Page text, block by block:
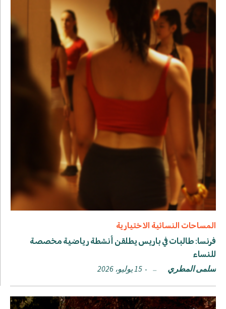
المساحات النسائية الاختيارية
فرنسا: طالبات في باريس يطلقن أنشطة رياضية مخصصة
للنساء
سلمى المطري